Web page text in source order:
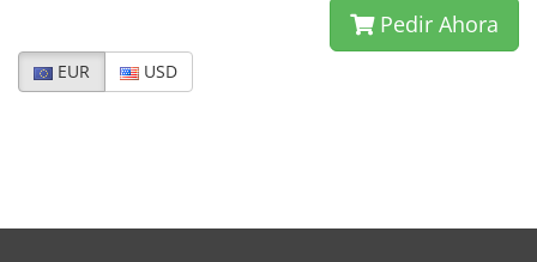
Pedir Ahora
EUR USD